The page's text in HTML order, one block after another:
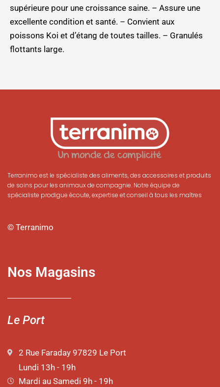
supérieure pour une croissance saine. – Assure une
excellente condition et santé. – Convient aux
poissons Koi et d’étang de toutes tailles. – Granulés
flottants large.
Terranimo est le spécialiste des aliments, des accessoires et produits
de soins pour les animaux de compagnie. Notre équipe de
spécialiste prodigue écoute, expertise et conseil à tous les maîtres
© Terranimo
Nos Magasins
Le Port
2 Rue Faraday 97829 Le Port
Lundi 13h - 19h
Mardi au Samedi 9h - 19h